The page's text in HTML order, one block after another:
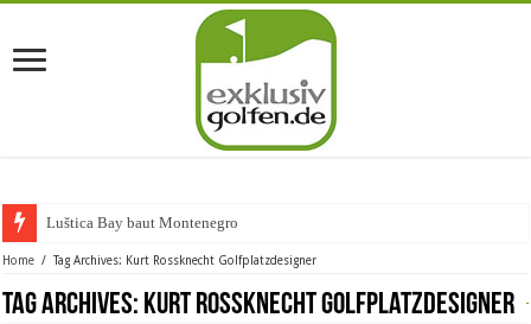
Luštica Bay baut Montenegros e
Home / Tag Archives: Kurt Rossknecht Golfplatzdesigner
Tag Archives: Kurt Rossknecht Golfplatzdesigner